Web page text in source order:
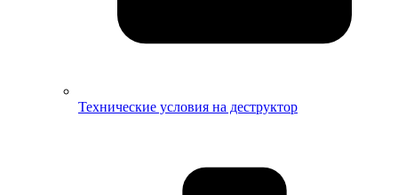
Технические условия на деструктор